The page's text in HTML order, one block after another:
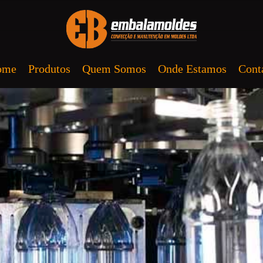
Produtos Quem Somos Onde Estamos